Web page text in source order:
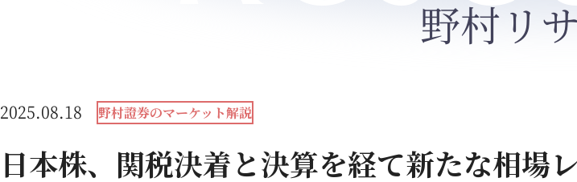
野村リ
2025.08.18 野村證券のマーケット解説
日本株、関税決着と決算を経て新たな相場